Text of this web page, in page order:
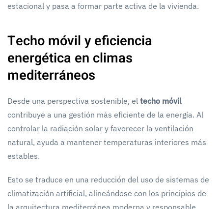
estacional y pasa a formar parte activa de la vivienda.
Techo móvil y eficiencia
energética en climas
mediterráneos
Desde una perspectiva sostenible, el techo móvil
contribuye a una gestión más eficiente de la energía. Al
controlar la radiación solar y favorecer la ventilación
natural, ayuda a mantener temperaturas interiores más
estables.
Esto se traduce en una reducción del uso de sistemas de
climatización artificial, alineándose con los principios de
la arquitectura mediterránea moderna y responsable.